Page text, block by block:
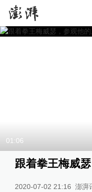
01:06
跟着拳王梅威
2020-07-02 21:16 澎湃